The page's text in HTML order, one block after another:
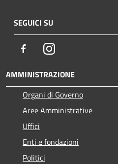
SEGUICI SU
FacebookInstagram
AMMINISTRAZIONE
Organi di Governo
Aree Amministrative
Uffici
Enti e fondazioni
Politici